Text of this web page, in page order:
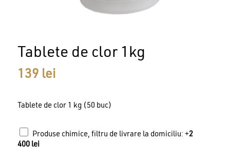
Tablete de clor 1kg
139 lei
Tablete de clor 1 kg (50 buc)
Produse chimice, filtru de livrare la domiciliu: +2
400 lei